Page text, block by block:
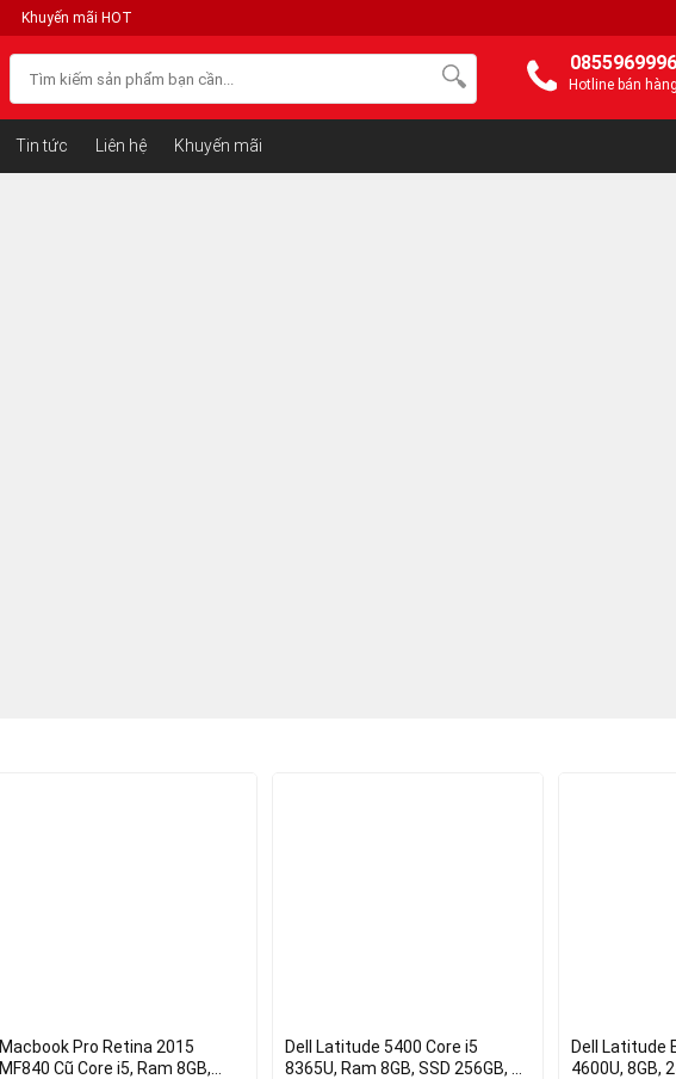
Khuyến mãi HOT
0855969996
Hotline bán hàng
Tin tức Liên hệ Khuyến mãi
Macbook Pro Retina 2015
MF840 Cũ Core i5, Ram 8GB,
Dell Latitude 5400 Core i5
8365U, Ram 8GB, SSD 256GB, 14
Dell Latitude
4600U, 8GB,